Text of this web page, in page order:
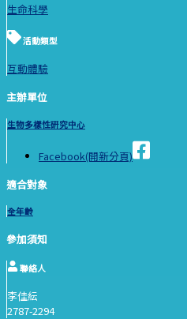
生命科學
活動類型
互動體驗
主辦單位
生物多樣性研究中心
Facebook(開新分頁)
適合對象
全年齡
參加須知
聯絡人
李佳紜
2787-2294